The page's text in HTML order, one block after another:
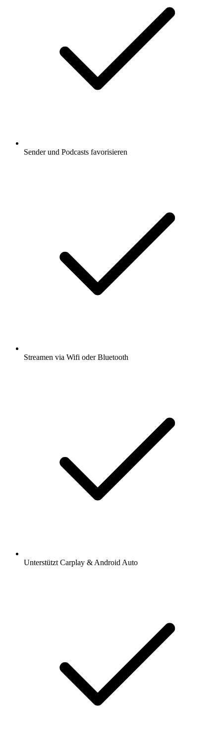
Sender und Podcasts favorisieren
Streamen via Wifi oder Bluetooth
Unterstützt Carplay & Android Auto